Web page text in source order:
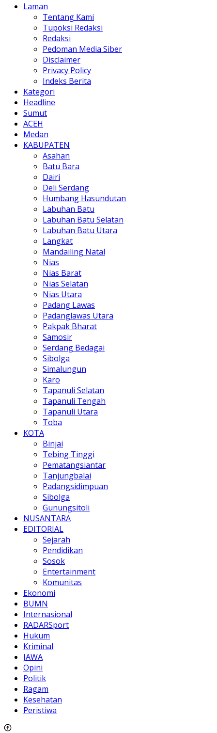
Laman
Tentang Kami
Tupoksi Redaksi
Redaksi
Pedoman Media Siber
Disclaimer
Privacy Policy
Indeks Berita
Kategori
Headline
Sumut
ACEH
Medan
KABUPATEN
Asahan
Batu Bara
Dairi
Deli Serdang
Humbang Hasundutan
Labuhan Batu
Labuhan Batu Selatan
Labuhan Batu Utara
Langkat
Mandailing Natal
Nias
Nias Barat
Nias Selatan
Nias Utara
Padang Lawas
Padanglawas Utara
Pakpak Bharat
Samosir
Serdang Bedagai
Sibolga
Simalungun
Karo
Tapanuli Selatan
Tapanuli Tengah
Tapanuli Utara
Toba
KOTA
Binjai
Tebing Tinggi
Pematangsiantar
Tanjungbalai
Padangsidimpuan
Sibolga
Gunungsitoli
NUSANTARA
EDITORIAL
Sejarah
Pendidikan
Sosok
Entertainment
Komunitas
Ekonomi
BUMN
Internasional
RADARSport
Hukum
Kriminal
JAWA
Opini
Politik
Ragam
Kesehatan
Peristiwa